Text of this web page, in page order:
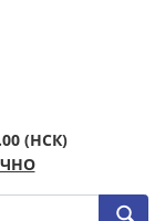
(НСК)